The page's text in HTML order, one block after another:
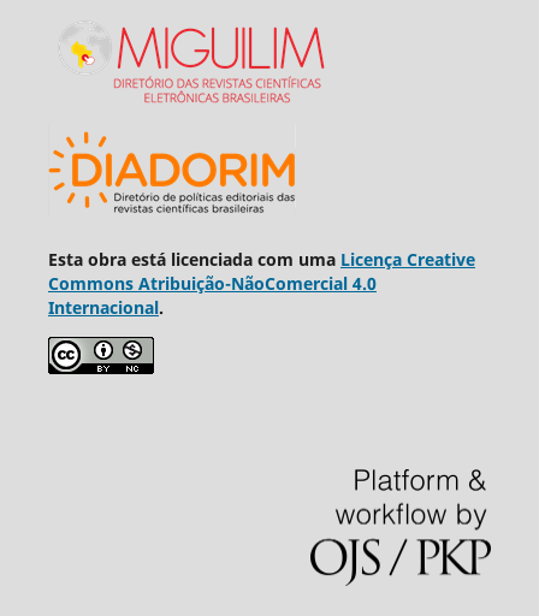
Esta obra está licenciada com uma Licença Creative
Commons Atribuição-NãoComercial 4.0
Internacional.